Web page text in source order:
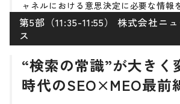
ャネルにおける意思決定に必要な情報
第5部（11:35-11:55） 株式会社ニ
ス
“検索の常識”が大きく
時代のSEO×MEO最前